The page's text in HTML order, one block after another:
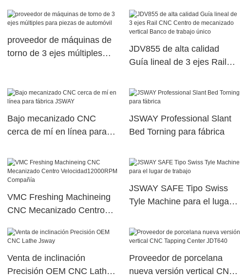
proveedor de máquinas de
torno de 3 ejes múltiples
JDV855 de alta calidad
Guía lineal de 3 ejes Rail
vertical Banco de trabajo
único
Bajo mecanizado CNC
cerca de mí en línea para
JSWAY Professional Slant
Bed Torning para fábrica
VMC Freshing Machineing
CNC Mecanizado Centro
Compañía
JSWAY SAFE Tipo Swiss
Tyle Machine para el lugar
Venta de inclinación
Precisión OEM CNC Lathe
Proveedor de porcelana
nueva versión vertical CNC